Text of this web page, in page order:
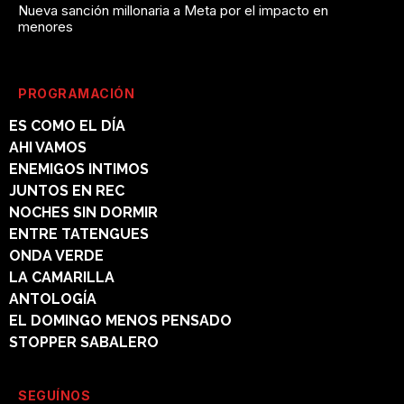
Nueva sanción millonaria a Meta por el impacto en
menores
PROGRAMACIÓN
ES COMO EL DÍA
AHI VAMOS
ENEMIGOS INTIMOS
JUNTOS EN REC
NOCHES SIN DORMIR
ENTRE TATENGUES
ONDA VERDE
LA CAMARILLA
ANTOLOGÍA
EL DOMINGO MENOS PENSADO
STOPPER SABALERO
SEGUÍNOS